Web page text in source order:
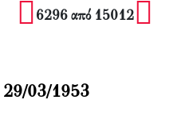
6296 από 15012
29/03/1953